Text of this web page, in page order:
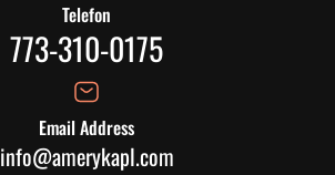
Telefon
773-310-0175
Email Address
info@amerykapl.com